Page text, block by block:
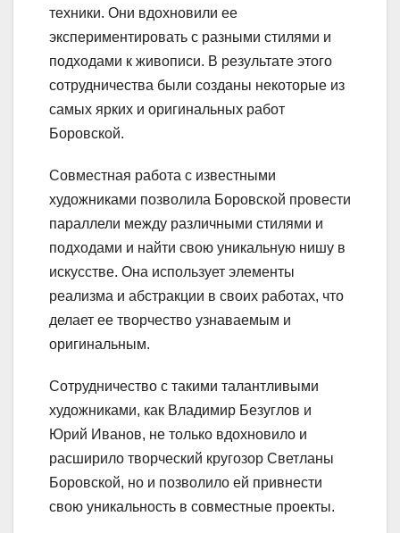
техники. Они вдохновили ее
экспериментировать с разными стилями и
подходами к живописи. В результате этого
сотрудничества были созданы некоторые из
самых ярких и оригинальных работ
Боровской.
Совместная работа с известными
художниками позволила Боровской провести
параллели между различными стилями и
подходами и найти свою уникальную нишу в
искусстве. Она использует элементы
реализма и абстракции в своих работах, что
делает ее творчество узнаваемым и
оригинальным.
Сотрудничество с такими талантливыми
художниками, как Владимир Безуглов и
Юрий Иванов, не только вдохновило и
расширило творческий кругозор Светланы
Боровской, но и позволило ей привнести
свою уникальность в совместные проекты.